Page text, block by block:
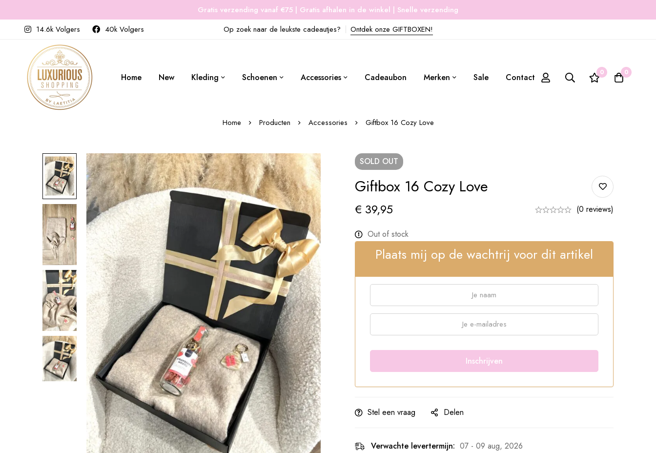
Gratis verzending vanaf €75 | Gratis afhalen in de winkel | Snelle verzending
14.6k Volgers
40k Volgers Op zoek naar de leukste cadeautjes? Ontdek onze GIFTBOXEN!
Home New Kleding Schoenen Accessories Cadeaubon Merken Sale Contact 0 0
Home Producten Accessories Giftbox 16 Cozy Love
SOLD OUT
Giftbox 16 Cozy Love
€ 39,95 (0 reviews)
Out of stock
Plaats mij op de wachtrij voor dit artikel
Stel een vraag Delen
Verwachte levertermijn: 07 - 09 aug, 2026